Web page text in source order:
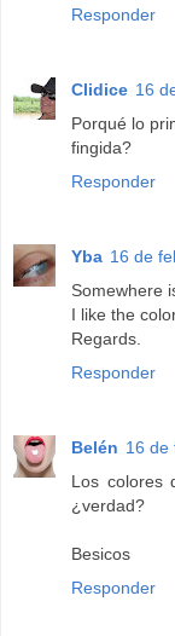
Responder
Clidice 16
Porqué lo
fingida?
Responder
Yba 16 de
Somewhere
I like the
Regards.
Responder
Belén 16 de
Los colores
¿verdad?
Besicos
Responder